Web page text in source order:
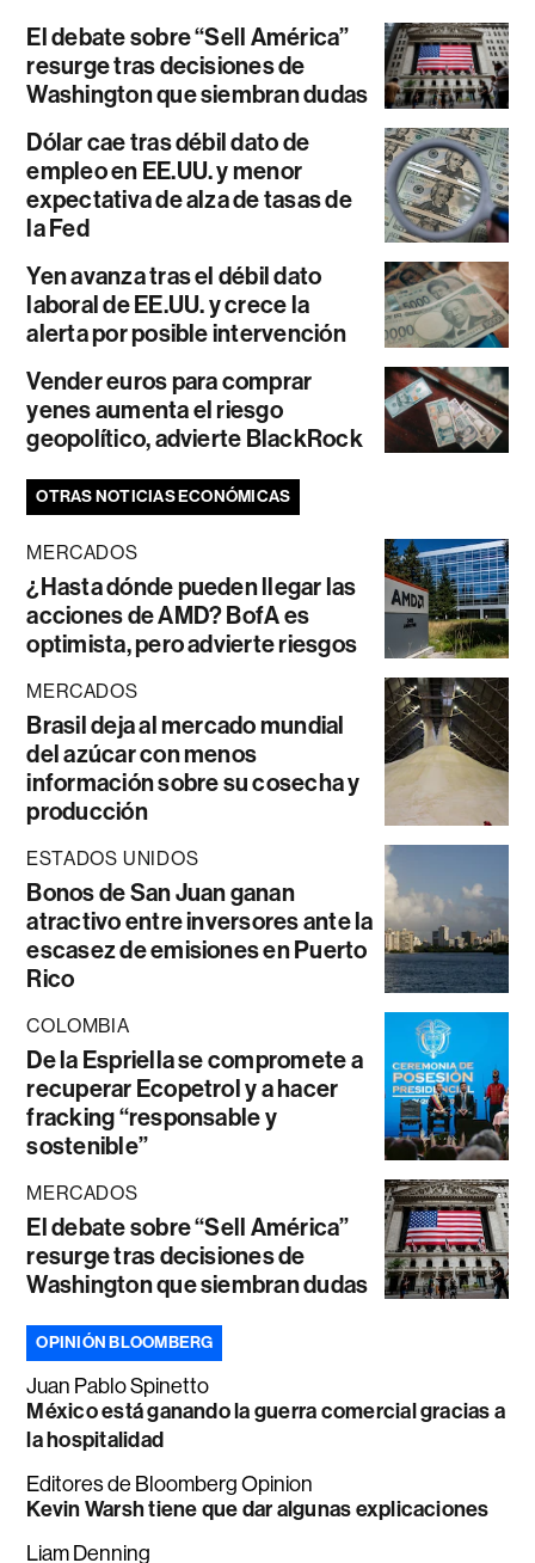
El debate sobre “Sell América”
resurge tras decisiones de
Washington que siembran dudas
Dólar cae tras débil dato de
empleo en EE.UU. y menor
expectativa de alza de tasas de
la Fed
Yen avanza tras el débil dato
laboral de EE.UU. y crece la
alerta por posible intervención
Vender euros para comprar
yenes aumenta el riesgo
geopolítico, advierte BlackRock
OTRAS NOTICIAS ECONÓMICAS
MERCADOS
¿Hasta dónde pueden llegar las
acciones de AMD? BofA es
optimista, pero advierte riesgos
MERCADOS
Brasil deja al mercado mundial
del azúcar con menos
información sobre su cosecha y
producción
ESTADOS UNIDOS
Bonos de San Juan ganan
atractivo entre inversores ante la
escasez de emisiones en Puerto
Rico
COLOMBIA
De la Espriella se compromete a
recuperar Ecopetrol y a hacer
fracking “responsable y
sostenible”
MERCADOS
El debate sobre “Sell América”
resurge tras decisiones de
Washington que siembran dudas
OPINIÓN BLOOMBERG
Juan Pablo Spinetto
México está ganando la guerra comercial gracias a
la hospitalidad
Editores de Bloomberg Opinion
Kevin Warsh tiene que dar algunas explicaciones
Liam Denning